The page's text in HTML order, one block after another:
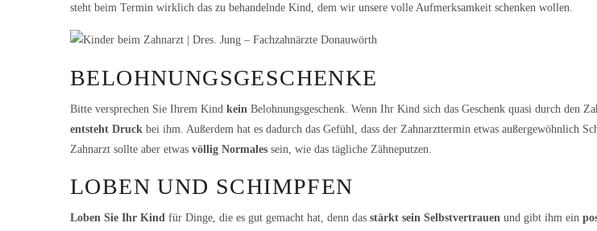
steht beim Termin wirklich das zu behandelnde Kind, dem wir unsere volle Aufmerksamkeit schenken wollen.
BELOHNUNGSGESCHENKE
Bitte versprechen Sie Ihrem Kind kein Belohnungsgeschenk. Wenn Ihr Kind sich das Geschenk quasi durch den
entsteht Druck bei ihm. Außerdem hat es dadurch das Gefühl, dass der Zahnarzttermin etwas außergewöhnlich
Zahnarzt sollte aber etwas völlig Normales sein, wie das tägliche Zähneputzen.
LOBEN UND SCHIMPFEN
Loben Sie Ihr Kind für Dinge, die es gut gemacht hat, denn das stärkt sein Selbstvertrauen und gibt ihm ein